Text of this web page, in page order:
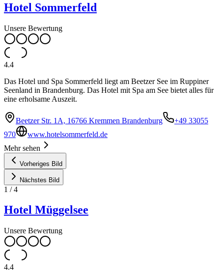
Hotel Sommerfeld
Unsere Bewertung
4.4
Das Hotel und Spa Sommerfeld liegt am Beetzer See im Ruppiner
Seenland in Brandenburg. Das Hotel mit Spa am See bietet alles für
eine erholsame Auszeit.
Beetzer Str. 1A, 16766 Kremmen Brandenburg
+49 33055
970
www.hotelsommerfeld.de
Mehr sehen
Vorheriges Bild
Nächstes Bild
1 /4
Hotel Müggelsee
Unsere Bewertung
4.4